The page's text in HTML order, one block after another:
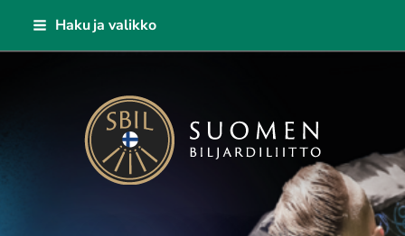
Siirry
sisältöön
Haku ja valikko
Suomen Biljardiliitto ry